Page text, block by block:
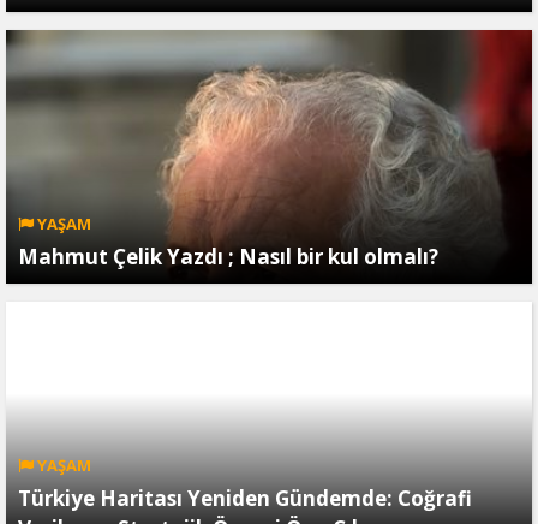
YAŞAM
Mahmut Çelik Yazdı ; Nasıl bir kul olmalı?
YAŞAM
Türkiye Haritası Yeniden Gündemde: Coğrafi